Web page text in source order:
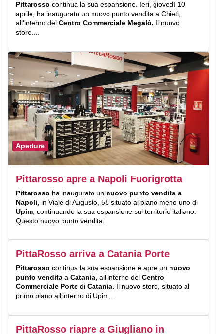
Pittarosso continua la sua espansione. Ieri, giovedì 10
aprile, ha inaugurato un nuovo punto vendita a Chieti,
all'interno del Centro Commerciale Megalò. Il nuovo
store,...
Aperture
Pittarosso apre a Napoli Fuorigrotta
Pittarosso ha inaugurato un nuovo punto vendita a
Napoli, in Viale di Augusto, 58 situato al piano meno uno di
Upim , continuando la sua espansione sul territorio italiano.
Questo nuovo punto vendita...
PittaRosso arriva a Catania Porte
Pittarosso continua la sua espansione e apre un nuovo
punto vendita a Catania, all’interno del Centro
Commerciale Porte di Catania. Il nuovo store, situato al
primo piano all’interno di Upim,...
PittaRosso riapre a Giugliano in